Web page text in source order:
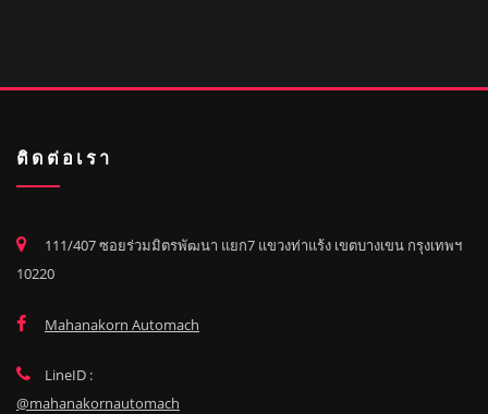
ติดต่อเรา
111/407 ซอยร่วมมิตรพัฒนา แยก7 แขวงท่าแร้ง เขตบางเขน กรุงเทพฯ
10220
Mahanakorn Automach
LineID :
@mahanakornautomach